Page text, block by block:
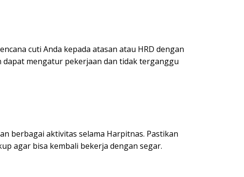
cuti Anda kepada atasan atau HRD dengan
mengatur pekerjaan dan tidak terganggu
berbagai aktivitas selama Harpitnas. Pastikan
agar bisa kembali bekerja dengan segar.